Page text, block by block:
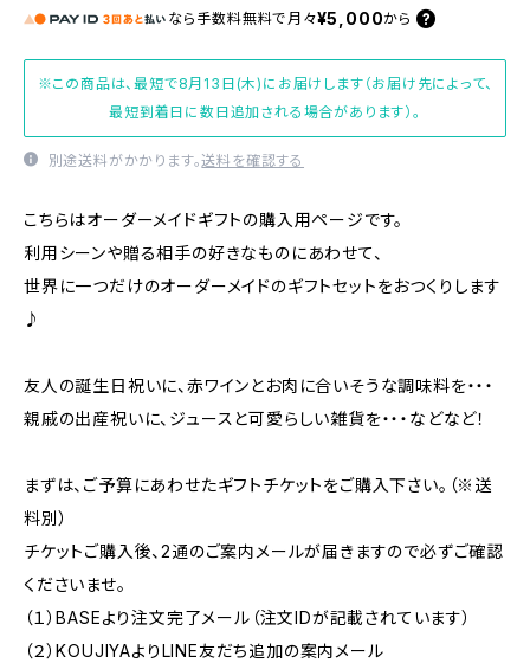
なら 手数料無料で 月々¥5,000から
※この商品は、最短で8月13日(木)にお届けします（お届け先によって、
最短到着日に数日追加される場合があります）。
別途送料がかかります。送料を確認する
こちらはオーダーメイドギフトの購入用ページです。
利用シーンや贈る相手の好きなものにあわせて、
世界に一つだけのオーダーメイドのギフトセットをおつくりします
♪
友人の誕生日祝いに、赤ワインとお肉に合いそうな調味料を・・・
親戚の出産祝いに、ジュースと可愛らしい雑貨を・・・などなど！
まずは、ご予算にあわせたギフトチケットをご購入下さい。（※送
料別）
チケットご購入後、2通のご案内メールが届きますので必ずご確認
くださいませ。
（１）BASEより注文完了メール（注文IDが記載されています）
（２）KOUJIYAよりLINE友だち追加の案内メール